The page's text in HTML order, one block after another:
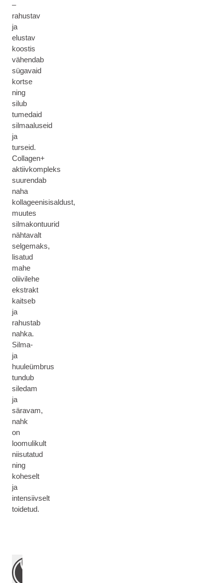
–
rahustav
ja
elustav
koostis
vähendab
sügavaid
kortse
ning
silub
tumedaid
silmaaluseid
ja
turseid.
Collagen+
aktiivkompleks
suurendab
naha
kollageenisisaldust,
muutes
silmakontuurid
nähtavalt
selgemaks,
lisatud
mahe
oliivilehe
ekstrakt
kaitseb
ja
rahustab
nahka.
Silma-
ja
huuleümbrus
tundub
siledam
ja
säravam,
nahk
on
loomulikult
niisutatud
ning
koheselt
ja
intensiivselt
toidetud.